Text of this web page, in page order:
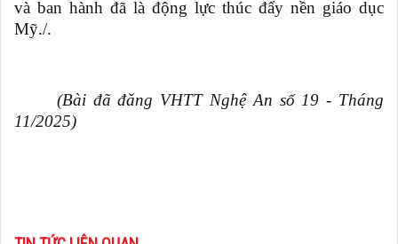
và ban hành đã là động lực thúc đẩy nền giáo dục
Mỹ./.
(Bài đã đăng VHTT Nghệ An số 19 - Tháng
11/2025)